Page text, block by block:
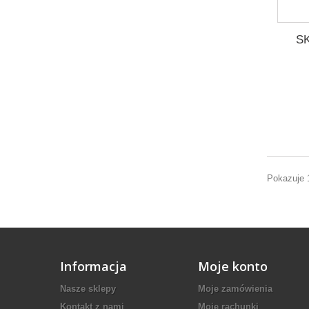
Pokazuje
Informacja
Nasze sklepy
Kontakt z nami
Moje konto
Moje zamówienia
Moje rachunki